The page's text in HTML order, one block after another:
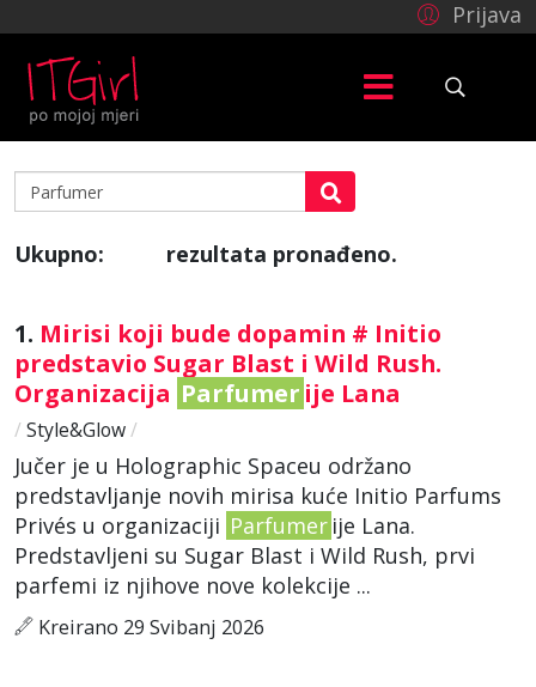
Prijava
Ukupno: rezultata pronađeno.
1. Mirisi koji bude dopamin # Initio
predstavio Sugar Blast i Wild Rush.
Organizacija Parfumer ije Lana
/ Style&Glow/
Jučer je u Holographic Spaceu održano
predstavljanje novih mirisa kuće Initio Parfums
Privés u organizaciji Parfumer ije Lana.
Predstavljeni su Sugar Blast i Wild Rush, prvi
parfemi iz njihove nove kolekcije ...
Kreirano 29 Svibanj 2026